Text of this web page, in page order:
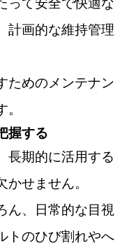
って安全で快適な
計画的な維持管理
ためのメンテナン
握する
長期的に活用する
せません。
ん、日常的な目視
トのひび割れやへ